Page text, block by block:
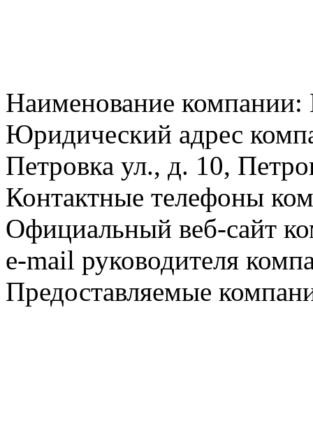
Наименование компании:
Юридический адрес
Петровка ул., д. 10,
Контактные телефоны
Официальный веб-сайт
e-mail руководителя
Предоставляемые